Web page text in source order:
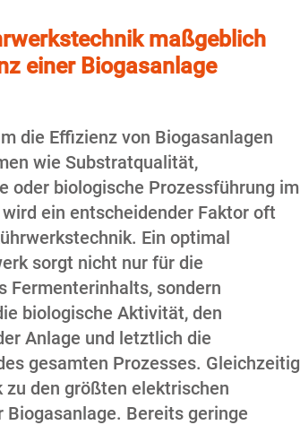
maßgeblich
einer Biogasanlage
die Effizienz von Biogasanlagen
wie Substratqualität,
oder biologische Prozessführung im
ein entscheidender Faktor oft
Ein optimal
sorgt nicht nur für die
Fermenterinhalts, sondern
biologische Aktivität, den
Anlage und letztlich die
gesamten Prozesses. Gleichzeitig
zu den größten elektrischen
Biogasanlage. Bereits geringe